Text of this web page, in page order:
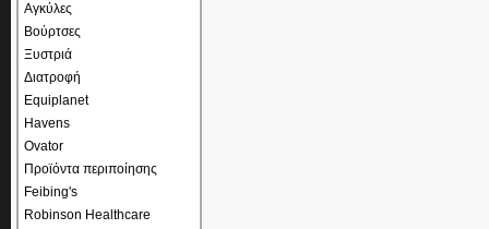
Αγκύλες
Βούρτσες
Ξυστριά
Διατροφή
Equiplanet
Havens
Ovator
Προϊόντα περιποίησης
Feibing's
Robinson Healthcare